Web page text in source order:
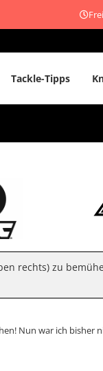
Tackle-Tipps
rechts) zu
Nun war ich